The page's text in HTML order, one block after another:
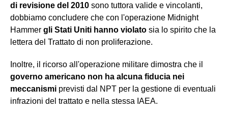
di revisione del 2010 sono tuttora valide e vincolanti,
dobbiamo concludere che con l'operazione Midnight
Hammer gli Stati Uniti hanno violato sia lo spirito che la
lettera del Trattato di non proliferazione.
Inoltre, il ricorso all'operazione militare dimostra che il
governo americano non ha alcuna fiducia nei
meccanismi previsti dal NPT per la gestione di eventuali
infrazioni del trattato e nella stessa IAEA.